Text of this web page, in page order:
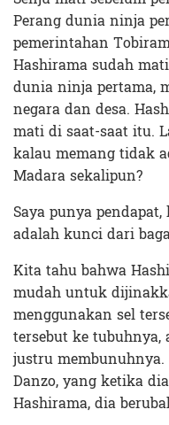
Perang dunia ninja
pemerintahan
Hashirama sudah
dunia ninja pertama,
negara dan desa.
mati di saat-saat itu.
kalau memang tidak
Madara sekalipun?
Saya punya
adalah kunci dari
Kita tahu bahwa
mudah untuk
menggunakan sel
tersebut ke
justru
Danzo, yang ketika
Hashirama, dia